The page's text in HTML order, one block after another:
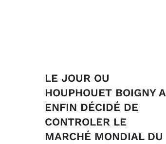
LE JOUR OU
HOUPHOUET BOIGNY A
ENFIN DÉCIDÉ DE
CONTROLER LE
MARCHÉ MONDIAL DU